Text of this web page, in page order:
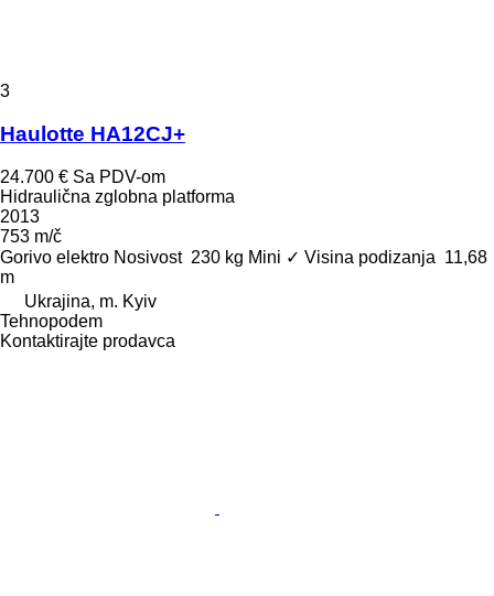
3
Haulotte HA12CJ+
24.700 € Sa PDV-om
Hidraulična zglobna platforma
2013
753 m/č
Gorivo elektro Nosivost 230 kg Mini ✓ Visina podizanja 11,68
m
Ukrajina, m. Kyiv
Tehnopodem
Kontaktirajte prodavca